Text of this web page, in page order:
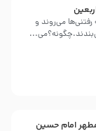
می‌روند و
مطهر امام حسین